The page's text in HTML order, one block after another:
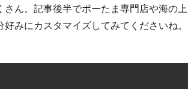
ん。記事後半でポーたま専門店や海の上
みにカスタマイズしてみてくださいね。